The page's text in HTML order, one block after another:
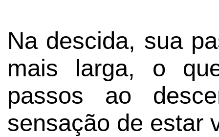
Na descida, sua
mais larga, o
passos ao
sensação de estar